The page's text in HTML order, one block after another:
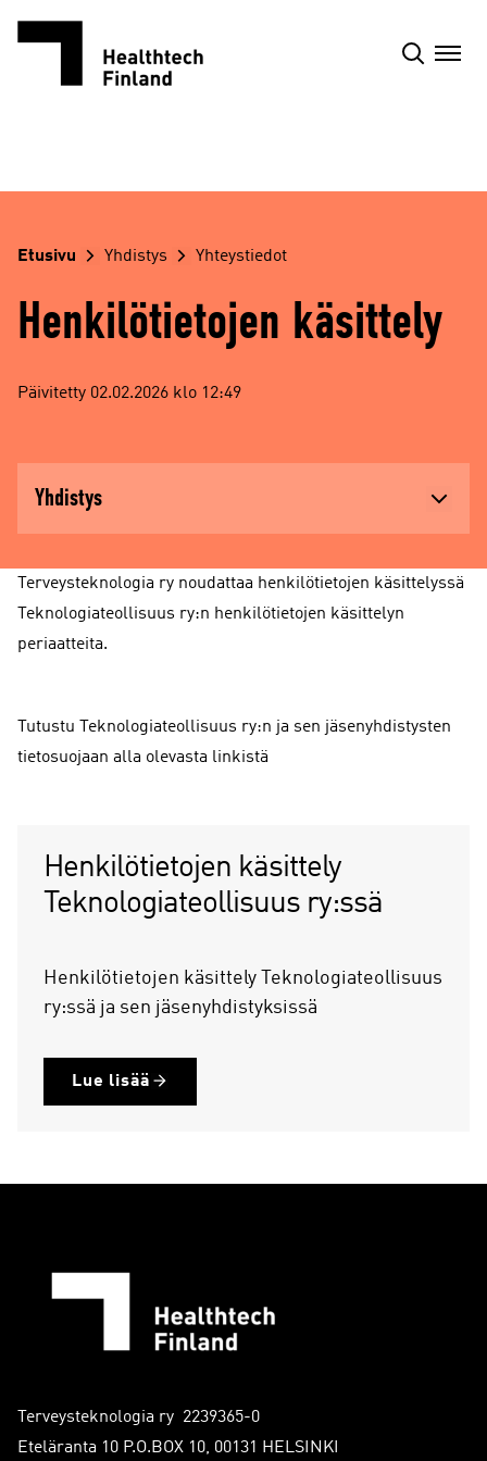
Etusivu Yhdistys Yhteystiedot
Henkilötietojen käsittely
Päivitetty 02.02.2026 klo 12:49
Yhdistys
Terveysteknologia ry noudattaa henkilötietojen käsittelyssä
Teknologiateollisuus ry:n henkilötietojen käsittelyn
periaatteita.
Tutustu Teknologiateollisuus ry:n ja sen jäsenyhdistysten
tietosuojaan alla olevasta linkistä
Henkilötietojen käsittely
Teknologiateollisuus ry:ssä
Henkilötietojen käsittely Teknologiateollisuus
ry:ssä ja sen jäsenyhdistyksissä
Lue lisää
Terveysteknologia ry 2239365-0
Eteläranta 10 P.O.BOX 10, 00131 HELSINKI